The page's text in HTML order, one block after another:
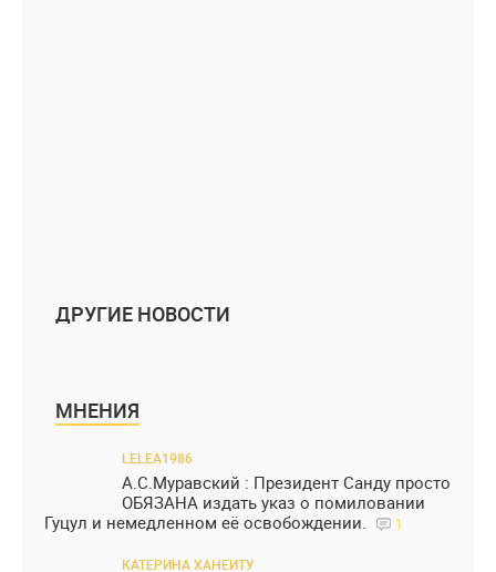
ДРУГИЕ НОВОСТИ
МНЕНИЯ
LELEA1986
А.С.Муравский : Президент Санду просто
ОБЯЗАНА издать указ о помиловании
Гуцул и немедленном её освобождении.
1
КАТЕРИНА ХАНЕИТУ